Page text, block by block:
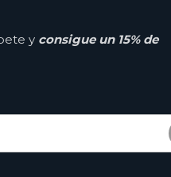
y consigue un 15% de